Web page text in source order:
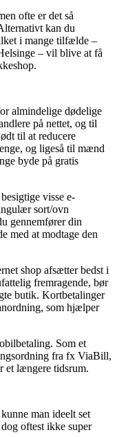
ofte er det så
kan du
i mange tilfælde –
– vil blive at få
almindelige dødelige
på nettet, og til
til at reducere
og ligeså til mænd
byde på gratis
visse e-
sort/ovn
gennemfører din
med at modtage den
shop afsætter bedst i
fremragende, bør
butik. Kortbetalinger
som hjælper
Som et
fra fx ViaBill,
et længere tidsrum.
man ideelt set
oftest ikke super